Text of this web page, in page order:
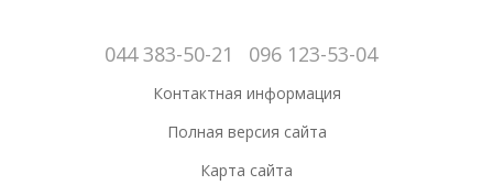
044 383-50-21 096 123-53-04
Контактная информация
Полная версия сайта
Карта сайта